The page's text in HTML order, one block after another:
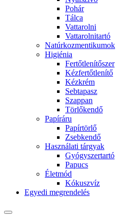
Pohár
Tálca
Vattarolni
Vattarolnitartó
Natúrkozmentikumok
Higiénia
Fertőtlenítőszer
Kézfertőtlenítő
Kézkrém
Sebtapasz
Szappan
Törlőkendő
Papíráru
Papírtörlő
Zsebkendő
Használati tárgyak
Gyógyszertartó
Papucs
Életmód
Kókuszvíz
Egyedi megrendelés